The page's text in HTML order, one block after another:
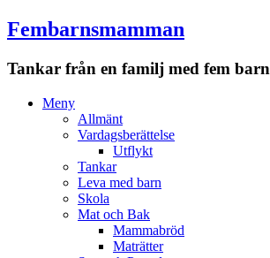
Fembarnsmamman
Tankar från en familj med fem barn
Meny
HoppaMeny
Allmänt
Vardagsberättelse
Utflykt
Tankar
Leva med barn
Skola
Mat och Bak
Mammabröd
Maträtter